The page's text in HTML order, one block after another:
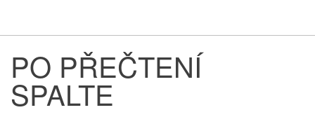
PO PŘEČTENÍ
SPALTE